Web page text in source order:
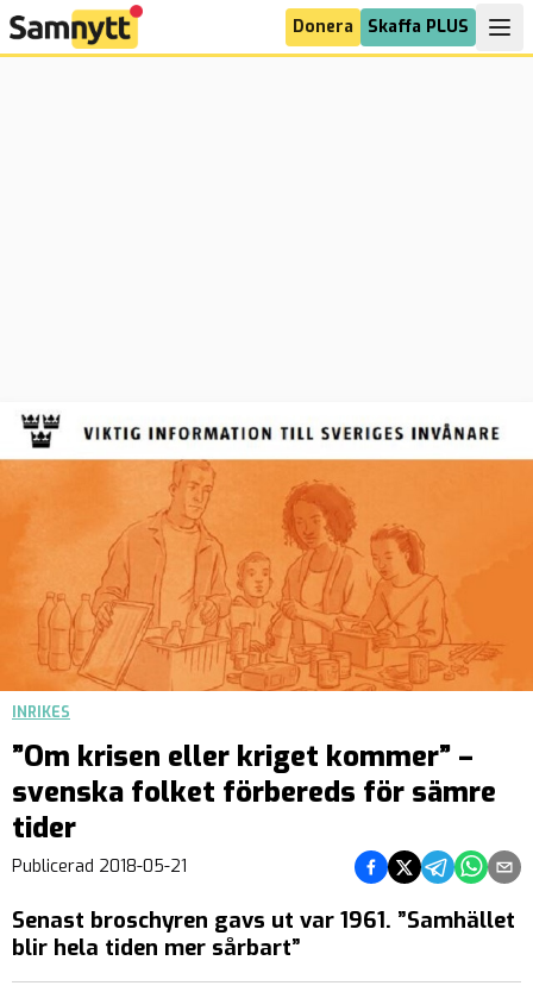
Donera Skaffa PLUS
INRIKES
”Om krisen eller kriget kommer” –
svenska folket förbereds för sämre
tider
Publicerad 2018-05-21 Dela på Facebook
Dela på Twitter
Dela påDela på
Dela
Senast broschyren gavs ut var 1961. ”Samhället
blir hela tiden mer sårbart”